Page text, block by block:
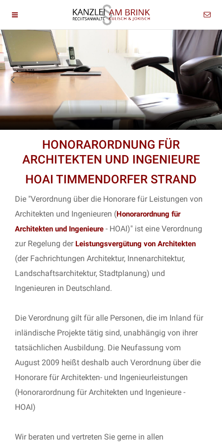
HONORARORDNUNG FÜR
ARCHITEKTEN UND INGENIEURE
HOAI TIMMENDORFER STRAND
Die "Verordnung über die Honorare für Leistungen von
Architekten und Ingenieuren (Honorarordnung für
Architekten und Ingenieure - HOAI)" ist eine Verordnung
zur Regelung der Leistungsvergütung von Architekten
(der Fachrichtungen Architektur, Innenarchitektur,
Landschaftsarchitektur, Stadtplanung) und
Ingenieuren in Deutschland.
Die Verordnung gilt für alle Personen, die im Inland für
inländische Projekte tätig sind, unabhängig von ihrer
tatsächlichen Ausbildung. Die Neufassung vom
August 2009 heißt deshalb auch Verordnung über die
Honorare für Architekten- und Ingenieurleistungen
(Honorarordnung für Architekten und Ingenieure -
HOAI)
Wir beraten und vertreten Sie gerne in allen